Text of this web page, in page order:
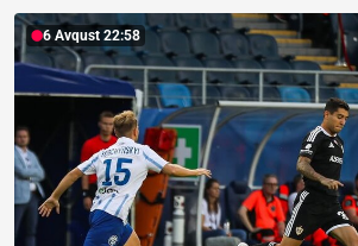
6 Avqust 22:58